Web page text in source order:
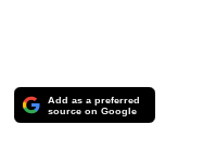
Add as a preferred
source on Google